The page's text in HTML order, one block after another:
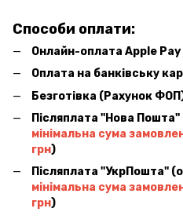
Способи оплати:
Онлайн-оплата Apple Pay
Оплата на банківську
Безготівка (Рахунок
Післяплата ''Нова
мінімальна сума
грн)
Післяплата ''УкрПошта''
мінімальна сума
грн)